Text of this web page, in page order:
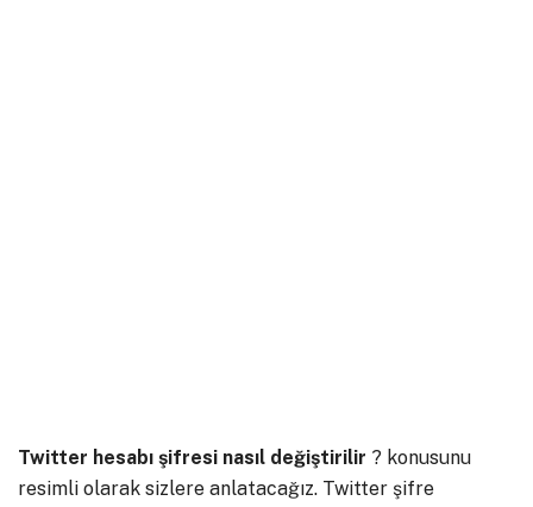
Twitter hesabı şifresi nasıl değiştirilir ? konusunu
resimli olarak sizlere anlatacağız. Twitter şifre